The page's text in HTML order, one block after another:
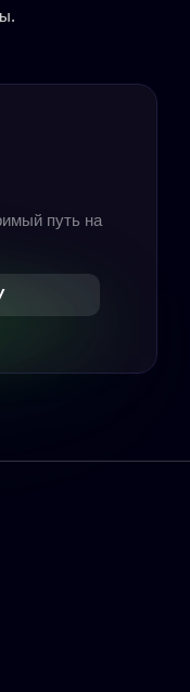
путь на